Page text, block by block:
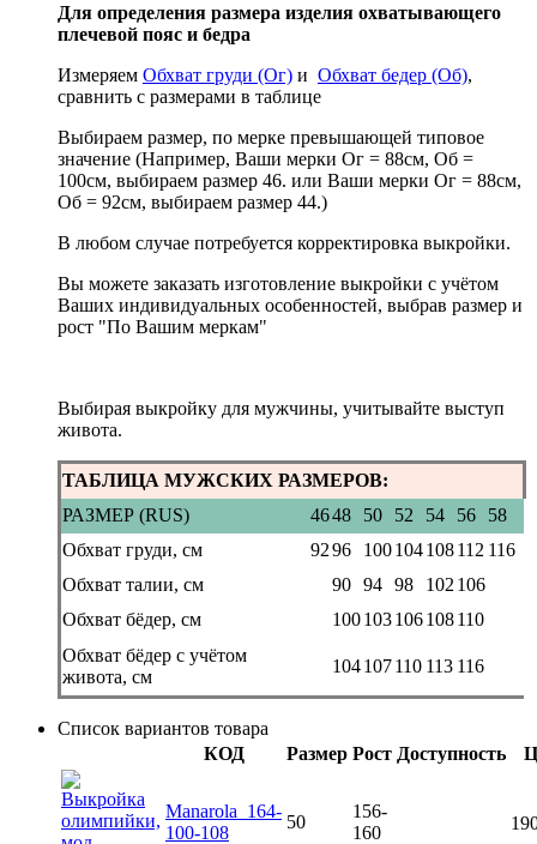
Для определения размера изделия охватывающего
плечевой пояс и бедра
Измеряем Обхват груди (Ог) и Обхват бедер (Об),
сравнить с размерами в таблице
Выбираем размер, по мерке превышающей типовое
значение (Например, Ваши мерки Ог = 88см, Об =
100см, выбираем размер 46. или Ваши мерки Ог = 88см,
Об = 92см, выбираем размер 44.)
В любом случае потребуется корректировка выкройки.
Вы можете заказать изготовление выкройки с учётом
Ваших индивидуальных особенностей, выбрав размер и
рост "По Вашим меркам"
Выбирая выкройку для мужчины, учитывайте выступ
живота.
ТАБЛИЦА МУЖСКИХ РАЗМЕРОВ:
РАЗМЕР (RUS)
4648 50 52 54 56
58
Обхват груди, см
9296 100104108112 116
Обхват талии, см
90 94 98 102 106
Обхват бёдер, см
100103106108110
Обхват бёдер с учётом
живота, см
104107110 113 116
Список вариантов товара
КОД
Размер Рост Доступность
Manarola_164-
100-108
50
156-
160